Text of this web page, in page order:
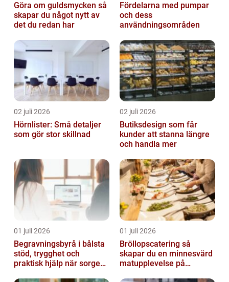
Göra om guldsmycken så
skapar du något nytt av
det du redan har
Fördelarna med pumpar
och dess
användningsområden
02 juli 2026
Hörnlister: Små detaljer
som gör stor skillnad
02 juli 2026
Butiksdesign som får
kunder att stanna längre
och handla mer
01 juli 2026
Begravningsbyrå i bålsta
stöd, trygghet och
praktisk hjälp när sorgen
01 juli 2026
Bröllopscatering så
skapar du en minnesvärd
matupplevelse på